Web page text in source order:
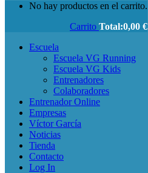
No hay productos en el carrito.
Carrito Total:0,00 €
Escuela
Escuela VG Running
Escuela VG Kids
Entrenadores
Colaboradores
Entrenador Online
Empresas
Víctor García
Noticias
Tienda
Contacto
Log In